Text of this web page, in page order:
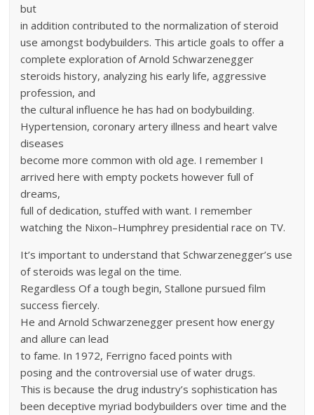
but
in addition contributed to the normalization of steroid
use amongst bodybuilders. This article goals to offer a
complete exploration of Arnold Schwarzenegger
steroids history, analyzing his early life, aggressive
profession, and
the cultural influence he has had on bodybuilding.
Hypertension, coronary artery illness and heart valve
diseases
become more common with old age. I remember I
arrived here with empty pockets however full of
dreams,
full of dedication, stuffed with want. I remember
watching the Nixon–Humphrey presidential race on TV.
It’s important to understand that Schwarzenegger’s use
of steroids was legal on the time.
Regardless Of a tough begin, Stallone pursued film
success fiercely.
He and Arnold Schwarzenegger present how energy
and allure can lead
to fame. In 1972, Ferrigno faced points with
posing and the controversial use of water drugs.
This is because the drug industry’s sophistication has
been deceptive myriad bodybuilders over time and the